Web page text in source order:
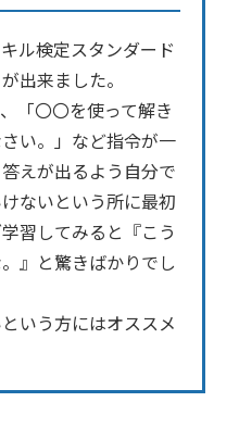
ル検定スタンダード
出来ました。
「〇〇を使って解き
い。」など指令が一
えが出るよう自分で
ないという所に最初
習してみると『こう
』と驚きばかりでし
いう方にはオススメ